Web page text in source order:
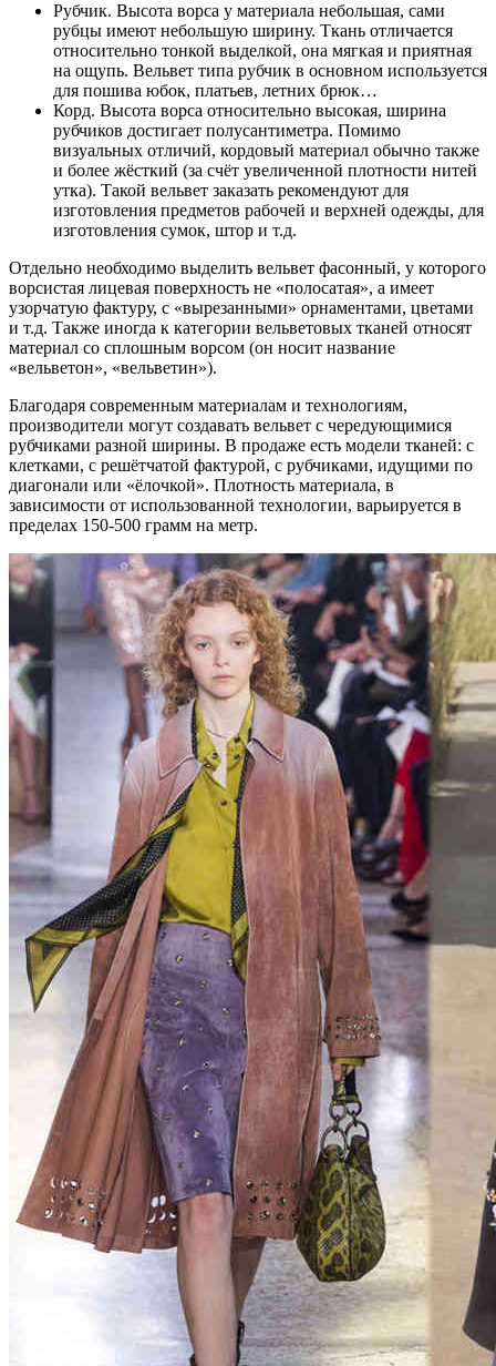
Рубчик. Высота ворса у материала небольшая, сами
рубцы имеют небольшую ширину. Ткань отличается
относительно тонкой выделкой, она мягкая и приятная
на ощупь. Вельвет типа рубчик в основном используется
для пошива юбок, платьев, летних брюк…
Корд. Высота ворса относительно высокая, ширина
рубчиков достигает полусантиметра. Помимо
визуальных отличий, кордовый материал обычно также
и более жёсткий (за счёт увеличенной плотности нитей
утка). Такой вельвет заказать рекомендуют для
изготовления предметов рабочей и верхней одежды, для
изготовления сумок, штор и т.д.
Отдельно необходимо выделить вельвет фасонный, у которого
ворсистая лицевая поверхность не «полосатая», а имеет
узорчатую фактуру, с «вырезанными» орнаментами, цветами
и т.д. Также иногда к категории вельветовых тканей относят
материал со сплошным ворсом (он носит название
«вельветон», «вельветин»).
Благодаря современным материалам и технологиям,
производители могут создавать вельвет с чередующимися
рубчиками разной ширины. В продаже есть модели тканей: с
клетками, с решётчатой фактурой, с рубчиками, идущими по
диагонали или «ёлочкой». Плотность материала, в
зависимости от использованной технологии, варьируется в
пределах 150-500 грамм на метр.